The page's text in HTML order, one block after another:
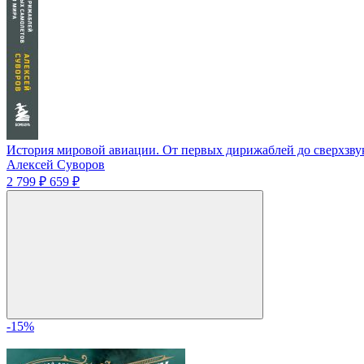
История мировой авиации. От первых дирижаблей до
Алексей Суворов
2 799 ₽ 659 ₽
-15%